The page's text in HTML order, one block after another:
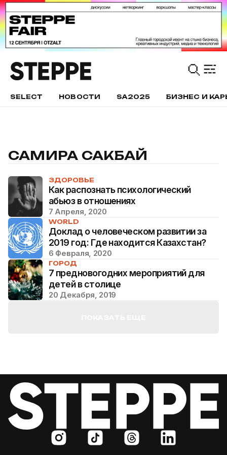
SELECT НОВОСТИ SA2025 БИЗНЕС И
САМИРА САКБАЙ
ЗДОРОВЬЕ
Как распознать психологический
абьюз в отношениях
7 Апреля, 2020
WORLD
Доклад о человеческом развитии за
2019 год: Где находится Казахстан?
6 Февраля, 2020
ГОРОД
7 предновогодних мероприятий для
детей в столице
20 Декабря, 2019